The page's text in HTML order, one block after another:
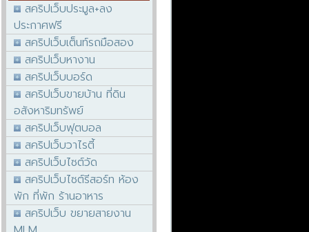
สคริปเว็บประมูล+ลง
ประกาศฟรี
สคริปเว็บเต็นท์รถมือสอง
สคริปเว็บหางาน
สคริปเว็บบอร์ด
สคริปเว็บขายบ้าน ที่ดิน
อสังหาริมทรัพย์
สคริปเว็บฟุตบอล
สคริปเว็บวาไรตี้
สคริปเว็บไซต์วัด
สคริปเว็บไซต์รีสอร์ท ห้อง
พัก ที่พัก ร้านอาหาร
สคริปเว็บ ขยายสายงาน